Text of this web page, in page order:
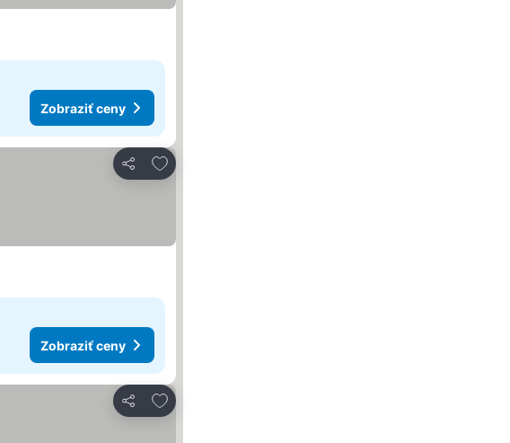
Zobraziť ceny
Zdieľať
Pridať do obľúbených
Zobraziť ceny
Zdieľať
Pridať do obľúbených